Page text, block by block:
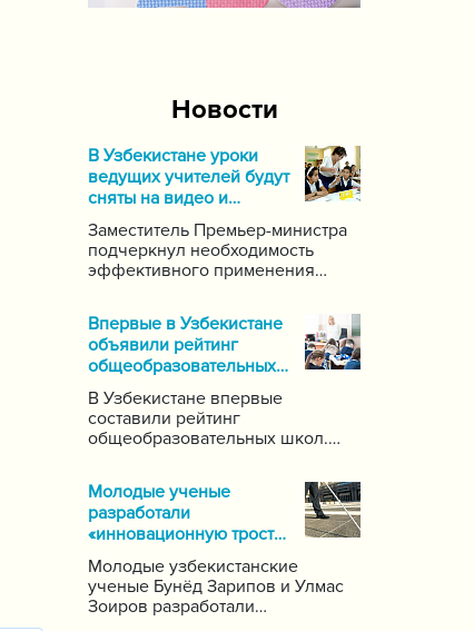
Новости
В Узбекистане уроки
ведущих учителей будут
сняты на видео и
выложены в Интернет
Заместитель Премьер-министра
подчеркнул необходимость
эффективного применения
и коммуникационных технологий
в данной области. Он поручил
создать систему для
размещения в интернете видео-
уроков самых ведущих учителей
по каждому предмету.
Впервые в Узбекистане
объявили рейтинг
общеобразовательных
школ
В Узбекистане впервые
составили рейтинг
общеобразовательных школ.
почти 1000 школ по стране,
сообщает пресс-служба
Государственной инспекции по
надзору за качеством
образования при Кабинете
Министров Республики
Узбекистан.
Молодые ученые
разработали
«инновационную трость»
для слепых
Молодые узбекистанские
ученые Бунёд Зарипов и Улмас
Зоиров разработали